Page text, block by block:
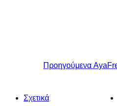
Προηγούμενα
Σχετικά